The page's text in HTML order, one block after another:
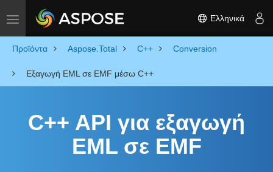
Toggle navigation Ελληνικά
Προϊόντα Aspose.Total C++ Conversion
Εξαγωγή EML σε EMF μέσω C++
C++ API για εξαγωγή
EML σε EMF